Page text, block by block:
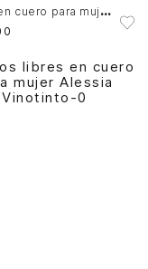
B
owling en cuero para mujer Alessia